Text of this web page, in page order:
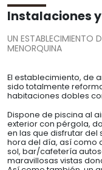
Instalaciones
UN ESTABLECIMIENTO
MENORQUINA
El establecimiento, de
sido totalmente
habitaciones dobles
Dispone de piscina al
exterior con pérgola,
en las que disfrutar
hora del día, así como
sol, bar/cafetería
maravillosas vistas